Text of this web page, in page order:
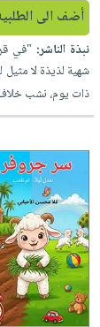
أضف الى
نبذة الناشر: "في
شهية لذيذة لا مثيل
ذات يوم، نشب